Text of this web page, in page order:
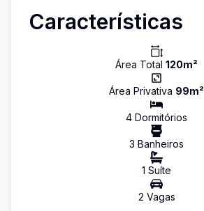
Características
Área Total 120m²
Área Privativa 99m²
4 Dormitórios
3 Banheiros
1 Suíte
2 Vagas